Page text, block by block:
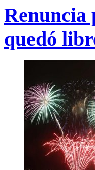
Renuncia
quedó